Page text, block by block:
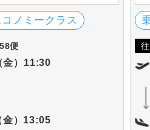
「ワールド・エアライ
ング」の5-STARに何度
コノミークラス
便
金）11:30
金）13:05